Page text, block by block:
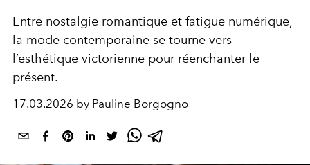
Entre nostalgie romantique et fatigue numérique,
la mode contemporaine se tourne vers
l’esthétique victorienne pour réenchanter le
présent.
17.03.2026 by Pauline Borgogno